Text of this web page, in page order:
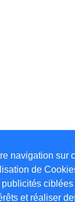
navigation sur
de
et réaliser